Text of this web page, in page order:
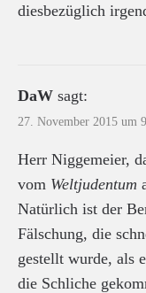
diesbezüglich
DaW sagt:
27. November 2015 um
Herr Niggemeier,
vom Weltjudentum
Natürlich ist der
Fälschung, die
gestellt wurde, als
die Schliche